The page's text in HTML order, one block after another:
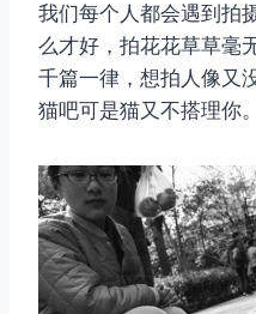
我们每个人都会遇到拍
么才好，拍花花草草毫
千篇一律，想拍人像又
猫吧可是猫又不搭理你。